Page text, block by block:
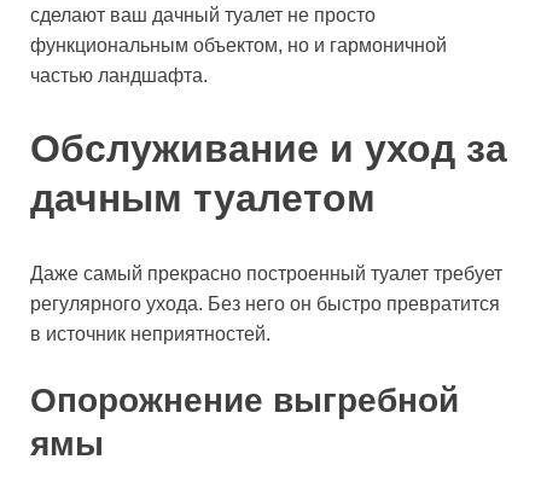
сделают ваш дачный туалет не просто
функциональным объектом, но и гармоничной
частью ландшафта.
Обслуживание и уход за
дачным туалетом
Даже самый прекрасно построенный туалет требует
регулярного ухода. Без него он быстро превратится
в источник неприятностей.
Опорожнение выгребной
ямы